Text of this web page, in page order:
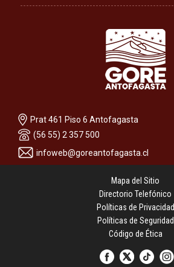
Prat 461 Piso 6 Antofagasta
(56 55) 2 357 500
infoweb@goreantofagasta.cl
Mapa del Sitio
Directorio Telefónico
Políticas de Privacidad
Políticas de Seguridad
Código de Ética